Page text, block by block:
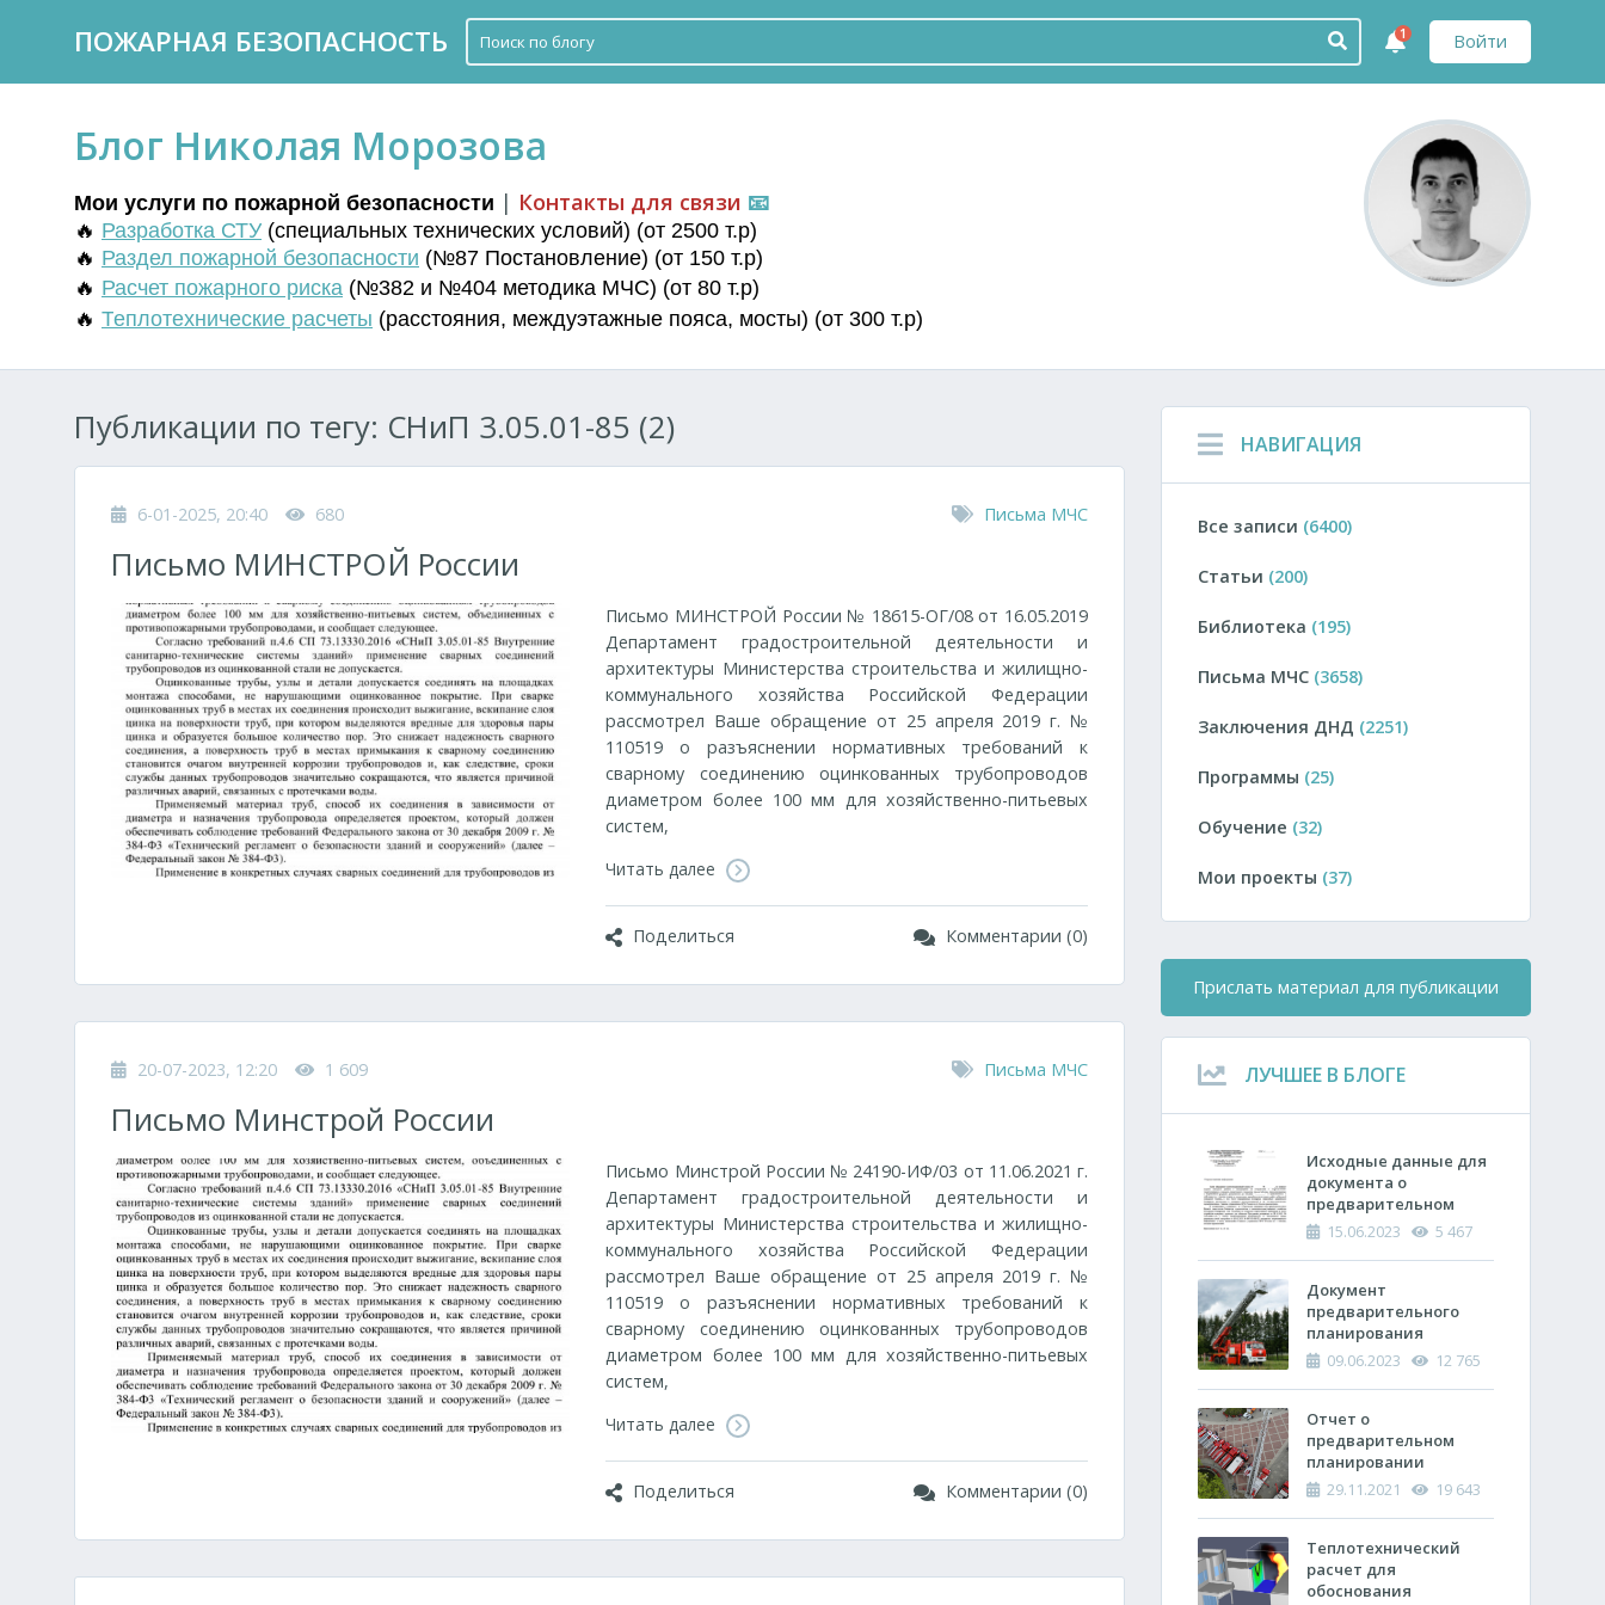
ПОЖАРНАЯ БЕЗОПАСНОСТЬ Войти
1
Блог Николая Морозова
Мои услуги по пожарной безопасности | Контакты для связи 📧
🔥 Разработка СТУ (специальных технических условий) (от 2500 т.р)
🔥 Раздел пожарной безопасности (№87 Постановление) (от 150 т.р)
🔥 Расчет пожарного риска (№382 и №404 методика МЧС) (от 80 т.р)
🔥 Теплотехнические расчеты (расстояния, междуэтажные пояса, мосты) (от 300 т.р)
Публикации по тегу: СНиП 3.05.01-85 (2)
6-01-2025, 20:40 680 Письма МЧС
Письмо МИНСТРОЙ России
Письмо МИНСТРОЙ России № 18615-ОГ/08 от 16.05.2019
Департамент градостроительной деятельности и
архитектуры Министерства строительства и жилищно-
коммунального хозяйства Российской Федерации
рассмотрел Ваше обращение от 25 апреля 2019 г. №
110519 о разъяснении нормативных требований к
сварному соединению оцинкованных трубопроводов
диаметром более 100 мм для хозяйственно-питьевых
систем,
Читать далее
Поделиться Комментарии (0)
20-07-2023, 12:20 1 609 Письма МЧС
Письмо Минстрой России
Письмо Минстрой России № 24190-ИФ/03 от 11.06.2021 г.
Департамент градостроительной деятельности и
архитектуры Министерства строительства и жилищно-
коммунального хозяйства Российской Федерации
рассмотрел Ваше обращение от 25 апреля 2019 г. №
110519 о разъяснении нормативных требований к
сварному соединению оцинкованных трубопроводов
диаметром более 100 мм для хозяйственно-питьевых
систем,
Читать далее
Поделиться Комментарии (0)
НАВИГАЦИЯ
Все записи (6400)
Статьи (200)
Библиотека (195)
Письма МЧС (3658)
Заключения ДНД (2251)
Программы (25)
Обучение (32)
Мои проекты (37)
Прислать материал для публикации
ЛУЧШЕЕ В БЛОГЕ
Исходные данные для
документа о
предварительном
планировании
подразделений по
тушению пожара
15.06.2023 5 467
Документ
предварительного
планирования
действий по тушению
спасательных работ
(ОПП)
09.06.2023 12 765
Отчет о
предварительном
планировании
действий пожарно-
тушению пожара и
проведению
аварийно-
29.11.2021 19 643
Теплотехнический
расчет ​для
обоснования